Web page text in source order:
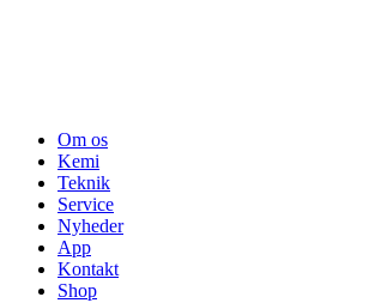
Om os
Kemi
Teknik
Service
Nyheder
App
Kontakt
Shop